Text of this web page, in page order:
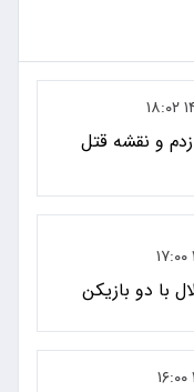
زدم و نقشه قتل
با دو بازیکن